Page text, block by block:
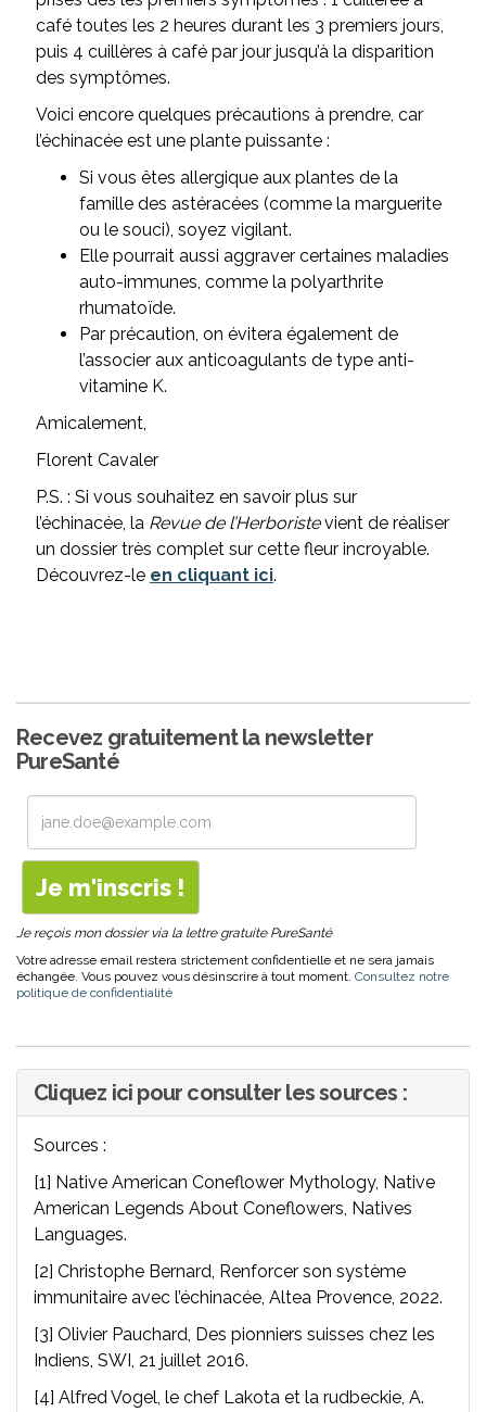
café toutes les 2 heures durant les 3 premiers jours,
puis 4 cuillères à café par jour jusqu’à la disparition
des symptômes.
Voici encore quelques précautions à prendre, car
l’échinacée est une plante puissante :
Si vous êtes allergique aux plantes de la
famille des astéracées (comme la marguerite
ou le souci), soyez vigilant.
Elle pourrait aussi aggraver certaines maladies
auto-immunes, comme la polyarthrite
rhumatoïde.
Par précaution, on évitera également de
l’associer aux anticoagulants de type anti-
vitamine K.
Amicalement,
Florent Cavaler
P.S. : Si vous souhaitez en savoir plus sur
l’échinacée, la Revue de l’Herboristevient de réaliser
un dossier très complet sur cette fleur incroyable.
Découvrez-le en cliquant ici.
Recevez gratuitement la newsletter
PureSanté
Je reçois mon dossier via la lettre gratuite PureSanté
Votre adresse email restera strictement confidentielle et ne sera jamais
échangée. Vous pouvez vous désinscrire à tout moment. Consultez notre
politique de confidentialité
Cliquez ici pour consulter les sources :
Sources :
[1] Native American Coneflower Mythology, Native
American Legends About Coneflowers, Natives
Languages.
[2] Christophe Bernard, Renforcer son système
immunitaire avec l’échinacée, Altea Provence, 2022.
[3] Olivier Pauchard, Des pionniers suisses chez les
Indiens, SWI, 21 juillet 2016.
[4] Alfred Vogel, le chef Lakota et la rudbeckie, A.